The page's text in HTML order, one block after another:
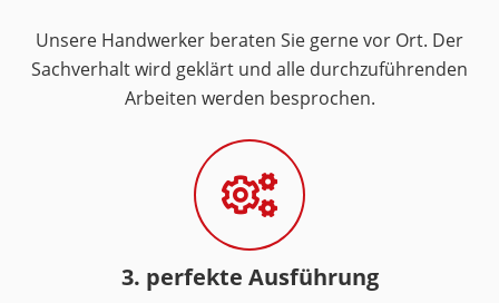
Unsere Handwerker beraten Sie gerne vor Ort. Der
Sachverhalt wird geklärt und alle durchzuführenden
Arbeiten werden besprochen.
3. perfekte Ausführung